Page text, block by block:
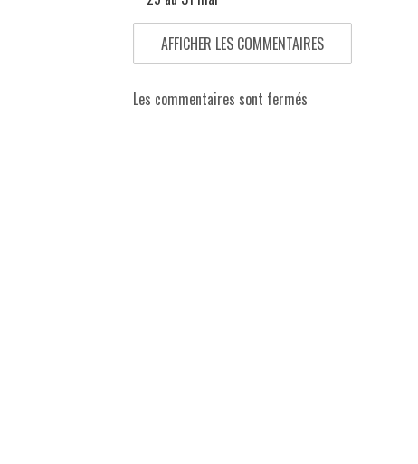
AFFICHER LES COMMENTAIRES
Les commentaires sont fermés